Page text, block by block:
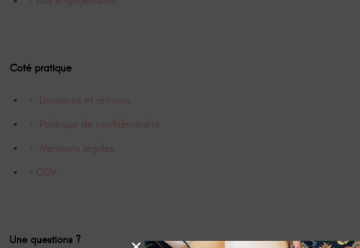
Coté pratique
Livraisons et retrours
Politique de confidentialité
Mentions légales
CGV
Une questions ?